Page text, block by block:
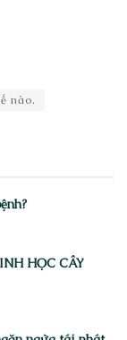
nào.
HỌC CÂY